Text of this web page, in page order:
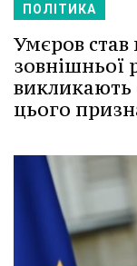
ПОЛІТИКА
Умєров
зовнішньої
викликають
цього